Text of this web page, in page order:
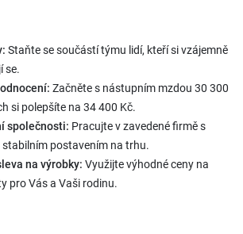
Staňte se součástí týmu lidí, kteří si vzájemně
se.
Začněte s nástupním mzdou 30 300
si polepšíte na 34 400 Kč.
společnosti: Pracujte v zavedené firmě s
postavením na trhu.
na výrobky: Využijte výhodné ceny na
pro Vás a Vaši rodinu.